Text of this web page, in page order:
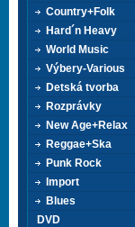
Country+Folk
Hard´n Heavy
World Music
Výbery-Various
Detská tvorba
Rozprávky
New Age+Relax
Reggae+Ska
Punk Rock
Import
Blues
DVD